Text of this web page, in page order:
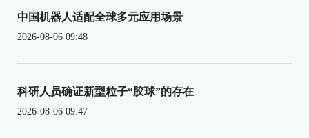
中国机器人适配全球多元应用场景
2026-08-06 09:48
科研人员确证新型粒子“胶球”的存在
2026-08-06 09:47